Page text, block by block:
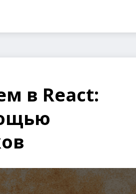
в React: